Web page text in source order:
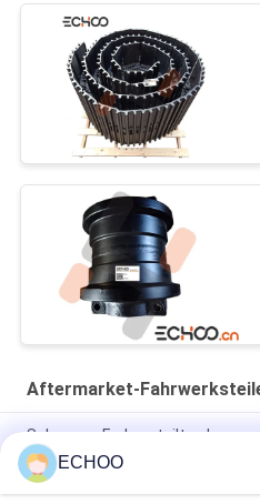
Aftermarket-
Schwarze Farbzerteilt
Rollen KOMATSU PC300
UX031H0E-zerteilt Minibagger-
ECHOO